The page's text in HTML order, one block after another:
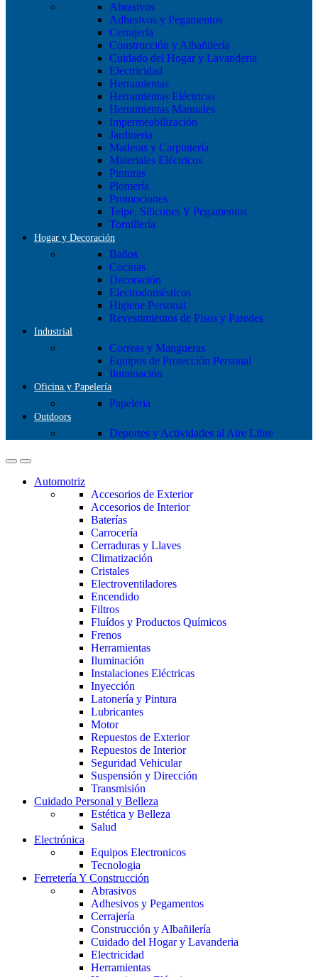
Abrasivos
Adhesivos y Pegamentos
Cerrajería
Construcción y Albañilería
Cuidado del Hogar y Lavanderia
Electricidad
Herramientas
Herramientas Eléctricas
Herramientas Manuales
Impermeabilización
Jardineria
Maderas y Carpintería
Materiales Eléctricos
Pinturas
Plomería
Promociones
Teipe, Silicones Y Pegamentos
Tornillería
Hogar y Decoración
Baños
Cocinas
Decoración
Electrodomésticos
Higiene Personal
Revestimientos de Pisos y Paredes
Industrial
Correas y Mangueras
Equipos de Protección Personal
Iluminación
Oficina y Papelería
Papeleria
Outdoors
Deportes y Actividades al Aire Libre
Automotriz
Accesorios de Exterior
Accesorios de Interior
Baterías
Carrocería
Cerraduras y Llaves
Climatización
Cristales
Electroventiladores
Encendido
Filtros
Fluídos y Productos Químicos
Frenos
Herramientas
Iluminación
Instalaciones Eléctricas
Inyección
Latonería y Pintura
Lubricantes
Motor
Repuestos de Exterior
Repuestos de Interior
Seguridad Vehicular
Suspensión y Dirección
Transmisión
Cuidado Personal y Belleza
Estética y Belleza
Salud
Electrónica
Equipos Electronicos
Tecnologia
Ferretería Y Construcción
Abrasivos
Adhesivos y Pegamentos
Cerrajería
Construcción y Albañilería
Cuidado del Hogar y Lavanderia
Electricidad
Herramientas